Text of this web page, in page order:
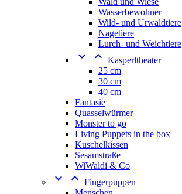
Wasserbewohner
Wild- und Urwaldtiere
Nagetiere
Lurch- und Weichtiere
  Kasperltheater
25 cm
30 cm
40 cm
Fantasie
Quasselwürmer
Monster to go
Living Puppets in the box
Kuschelkissen
Sesamstraße
WiWaldi & Co
  Fingerpuppen